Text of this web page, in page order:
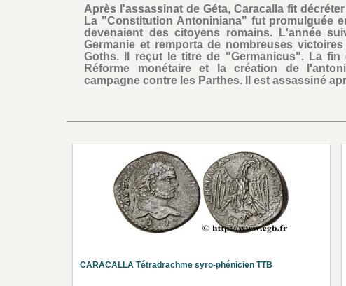
Après l'assassinat de Géta, Caracalla fit
La "Constitution Antoniniana" fut promulguée
devenaient des citoyens romains. L'année
Germanie et remporta de nombreuses
Goths. Il reçut le titre de "Germanicus". La
Réforme monétaire et la création de
campagne contre les Parthes. Il est assassiné
CARACALLA Tétradrachme syro-phénicien TTB